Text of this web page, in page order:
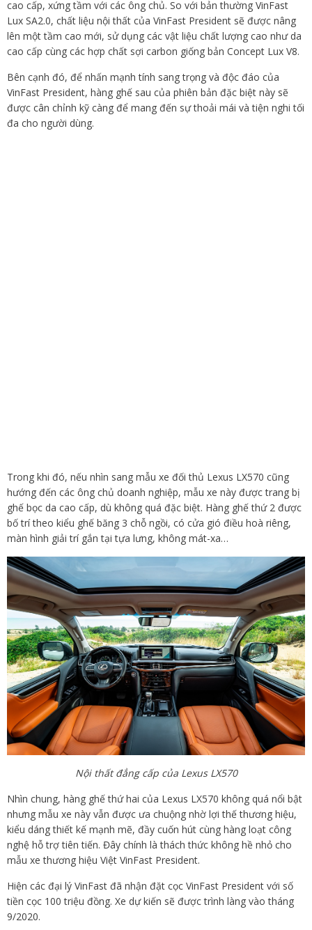
cao cấp, xứng tầm với các ông chủ. So với bản thường VinFast
Lux SA2.0, chất liệu nội thất của VinFast President sẽ được nâng
lên một tầm cao mới, sử dụng các vật liệu chất lượng cao như da
cao cấp cùng các hợp chất sợi carbon giống bản Concept Lux V8.
Bên cạnh đó, để nhấn mạnh tính sang trọng và độc đáo của
VinFast President, hàng ghế sau của phiên bản đặc biệt này sẽ
được cân chỉnh kỹ càng để mang đến sự thoải mái và tiện nghi tối
đa cho người dùng.
Trong khi đó, nếu nhìn sang mẫu xe đối thủ Lexus LX570 cũng
hướng đến các ông chủ doanh nghiệp, mẫu xe này được trang bị
ghế bọc da cao cấp, dù không quá đặc biệt. Hàng ghế thứ 2 được
bố trí theo kiểu ghế băng 3 chỗ ngồi, có cửa gió điều hoà riêng,
màn hình giải trí gắn tại tựa lưng, không mát-xa…
Nội thất đẳng cấp của Lexus LX570
Nhìn chung, hàng ghế thứ hai của Lexus LX570 không quá nổi bật
nhưng mẫu xe này vẫn được ưa chuộng nhờ lợi thế thương hiệu,
kiểu dáng thiết kế mạnh mẽ, đầy cuốn hút cùng hàng loạt công
nghệ hỗ trợ tiên tiến. Đây chính là thách thức không hề nhỏ cho
mẫu xe thương hiệu Việt VinFast President.
Hiện các đại lý VinFast đã nhận đặt cọc VinFast President với số
tiền cọc 100 triệu đồng. Xe dự kiến sẽ được trình làng vào tháng
9/2020.